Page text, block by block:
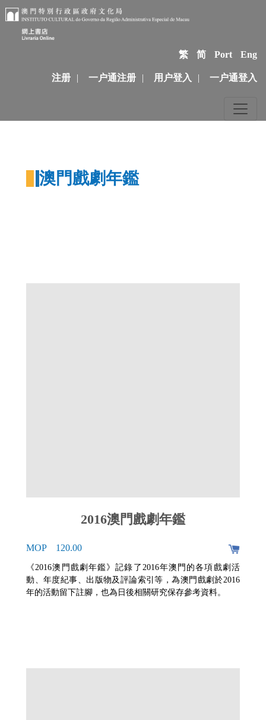
繁 简 Port Eng
注册 | 一户通注册 | 用户登入 | 一户通登入
澳門戲劇年鑑
2016澳門戲劇年鑑
MOP 120.00
《2016澳門戲劇年鑑》記錄了2016年澳門的各項戲劇活
動、年度紀事、出版物及評論索引等，為澳門戲劇於2016
年的活動留下註腳，也為日後相關研究保存參考資料。